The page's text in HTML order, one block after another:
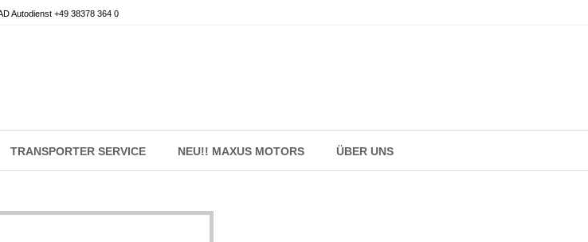
Autodienst +49 38378 364 0
TRANSPORTER SERVICE NEU!! MAXUS MOTORS ÜBER UNS